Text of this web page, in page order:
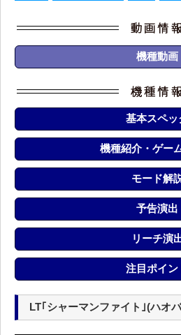
機種動画
基本スペッ
機種紹介・ゲー
モード解
予告演出
リーチ演
注目ポイン
LT｢シャーマンファイト｣(ハオ